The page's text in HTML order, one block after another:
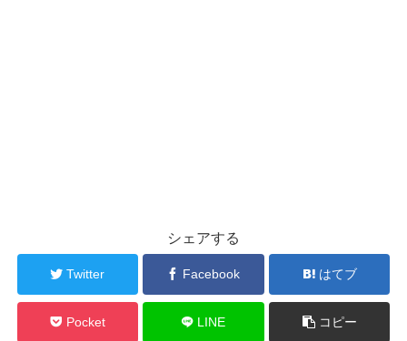
シェアする
Twitter Facebook はてブ
Pocket LINE コピー